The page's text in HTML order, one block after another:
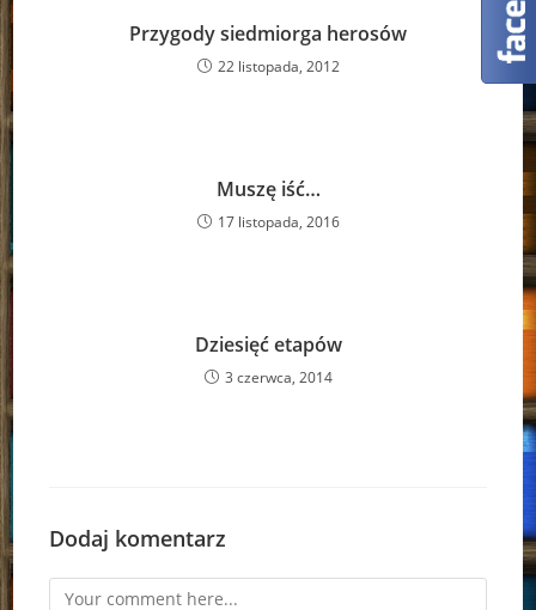
Przygody siedmiorga herosów
22 listopada, 2012
Muszę iść…
17 listopada, 2016
Dziesięć etapów
3 czerwca, 2014
Dodaj komentarz
Comment